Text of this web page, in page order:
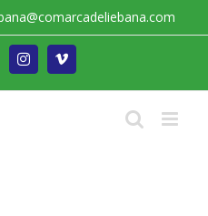
InstagramVimeo